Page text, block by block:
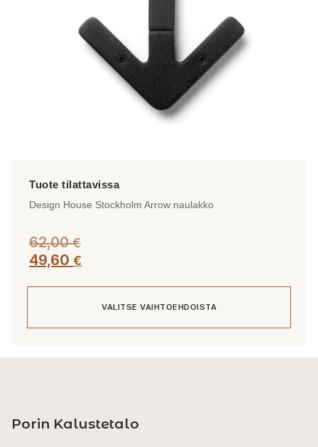
Design House Stockholm Arrow naulakko
62,00€
49,60 €
VALITSE VAIHTOEHDOISTA
muunnelma.
Porin Kalustetalo